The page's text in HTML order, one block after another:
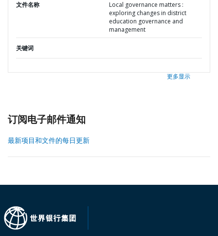
文件名称
Local governance matters :
exploring changes in district
education governance and
management
关键词
更多显示
订阅电子邮件通知
最新项目和文件的每日更新